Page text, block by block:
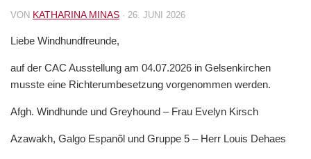
VON KATHARINA MINAS · 26. JUNI 2026
Liebe Windhundfreunde,
auf der CAC Ausstellung am 04.07.2026 in Gelsenkirchen
musste eine Richterumbesetzung vorgenommen werden.
Afgh. Windhunde und Greyhound – Frau Evelyn Kirsch
Azawakh, Galgo Espanõl und Gruppe 5 – Herr Louis Dehaes